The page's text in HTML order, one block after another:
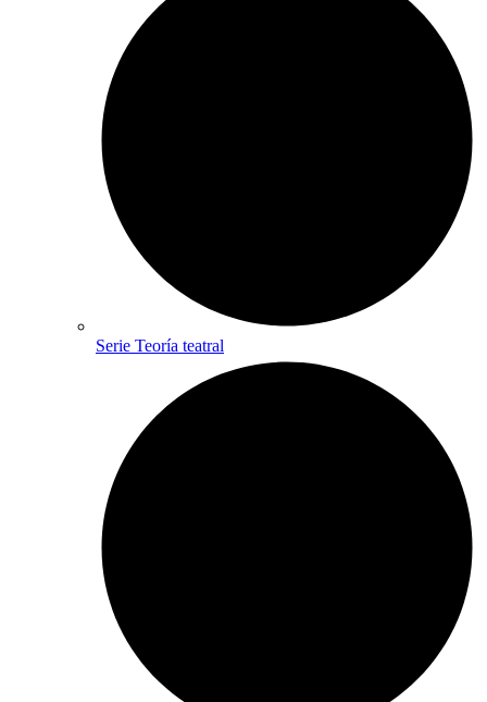
Serie Teoría teatral